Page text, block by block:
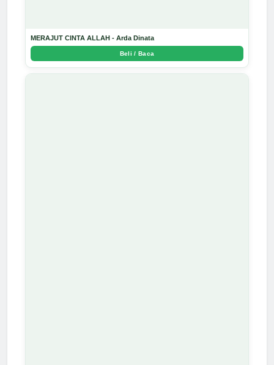
MERAJUT CINTA ALLAH - Arda Dinata
Beli / Baca